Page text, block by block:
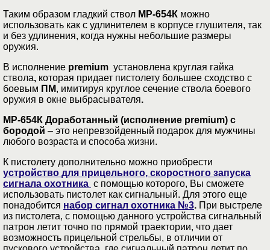
Таким образом гладкий ствол МР-654К можно
использовать как с удлинителем в корпусе глушителя, так
и без удлинения, когда нужны небольшие размеры
оружия.
В исполнение premium установлена круглая гайка
ствола, которая придает пистолету большее сходство с
боевым ПМ, имитируя круглое сечение ствола боевого
оружия в окне выбрасывателя.
МР-654К Доработанный (исполнение premium) с
бородой – это непревзойденный подарок для мужчины
любого возраста и способа жизни.
К пистолету дополнительно можно приобрести
устройство для прицельного, скоростного запуска
сигнала охотника с помощью которого, Вы сможете
использовать пистолет как сигнальный. Для этого еще
понадобится набор сигнал охотника №3. При выстреле
из пистолета, с помощью данного устройства сигнальный
патрон летит точно по прямой траектории, что дает
возможность прицельной стрельбы, в отличии от